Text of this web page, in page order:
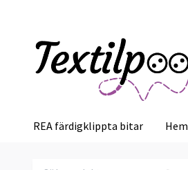
REA färdigklippta bitar Hem